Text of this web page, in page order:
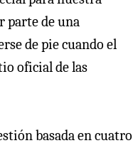
parte de una
de pie cuando el
oficial de las
basada en cuatro